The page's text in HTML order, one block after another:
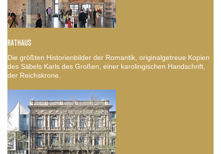
RATHAUS
Die größten Historienbilder der Romantik, originalgetreue Kopien
des Säbels Karls des Großen, einer karolingischen Handschrift,
der Reichskrone.